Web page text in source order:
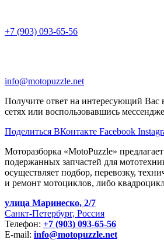
+7 (903) 093-65-56
info@motopuzzle.net
Получите ответ на интересующий Вас
сетях или воспользовавшись
Поделиться ВКонтакте Facebook
Моторазборка «MotoPuzzle»
подержанных запчастей для
осуществляет подбор, перевозку,
и ремонт мотоциклов, либо
улица Маринеско, 2/7
Санкт-Петербург, Россия
Телефон: +7 (903) 093-65-56
E-mail: info@motopuzzle.net